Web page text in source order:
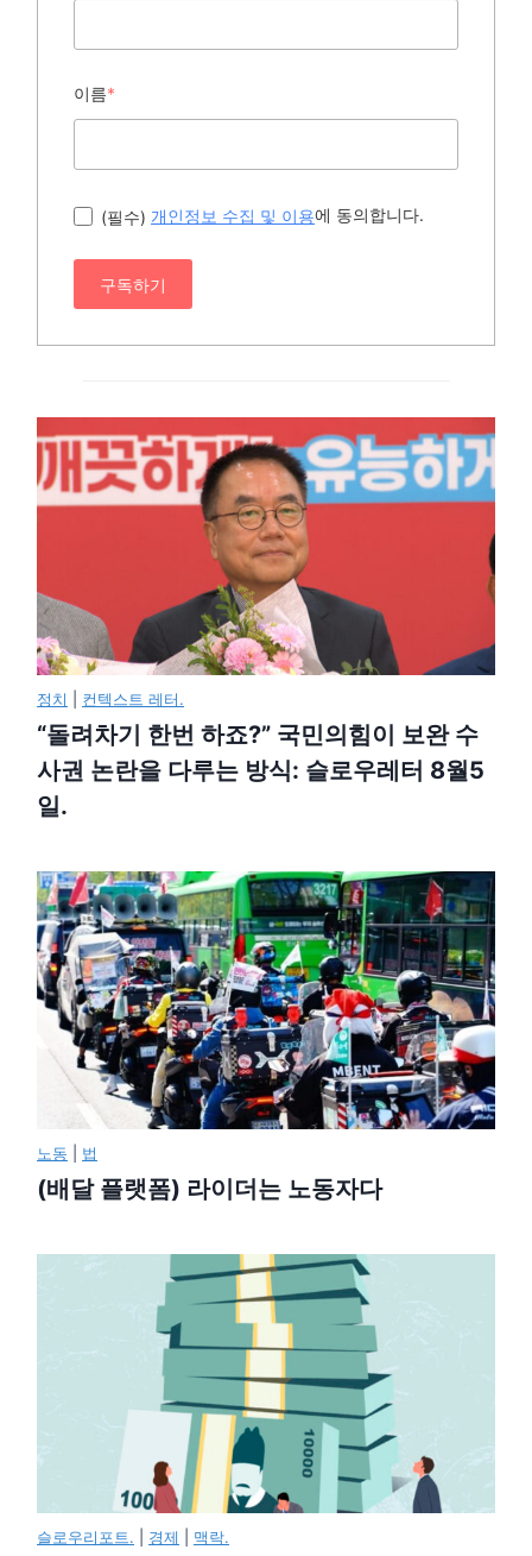
이름*
(필수) 개인정보 수집 및 이용에 동의합니다.
구독하기
정치 컨텍스트 레터.
“돌려차기 한번 하죠?” 국민의힘이 보완 수
사권 논란을 다루는 방식: 슬로우레터 8월5
일.
노동 법
(배달 플랫폼) 라이더는 노동자다
슬로우리포트. 경제 맥락.